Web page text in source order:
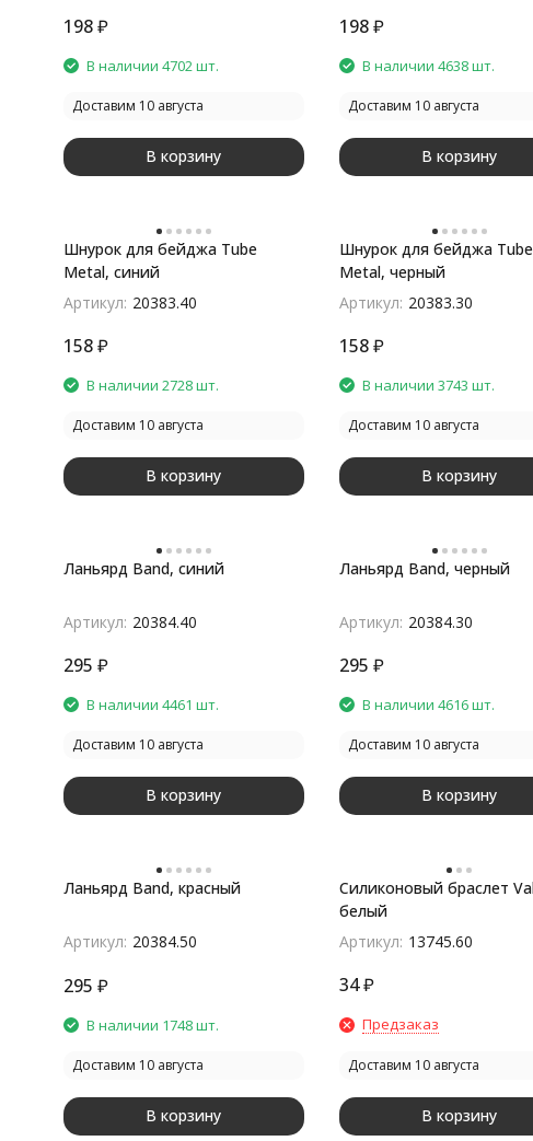
198 ₽
В наличии 4702 шт.
Доставим 10 августа
В корзину
198₽
В наличии 4638 шт.
Доставим 10 августа
В корзину
Шнурок для бейджа Tube
Metal, синий
Артикул: 20383.40
158 ₽
В наличии 2728 шт.
Доставим 10 августа
В корзину
Шнурок для бейджа Tube
Metal, черный
Артикул: 20383.30
158₽
В наличии 3743 шт.
Доставим 10 августа
В корзину
Ланьярд Band, синий
Артикул: 20384.40
295 ₽
В наличии 4461 шт.
Доставим 10 августа
В корзину
Ланьярд Band, черный
Артикул: 20384.30
295 ₽
В наличии 4616 шт.
Доставим 10 августа
В корзину
Ланьярд Band, красный
Артикул: 20384.50
295 ₽
В наличии 1748 шт.
Доставим 10 августа
В корзину
Силиконовый браслет
белый
Артикул: 13745.60
34₽
Предзаказ
Доставим 10 августа
В корзину